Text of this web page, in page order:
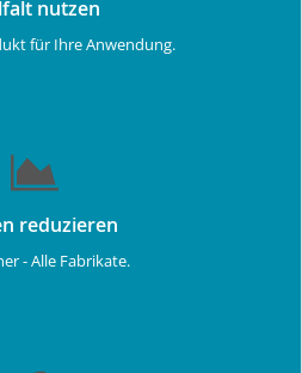
nutzen
für Ihre Anwendung.
reduzieren
- Alle Fabrikate.